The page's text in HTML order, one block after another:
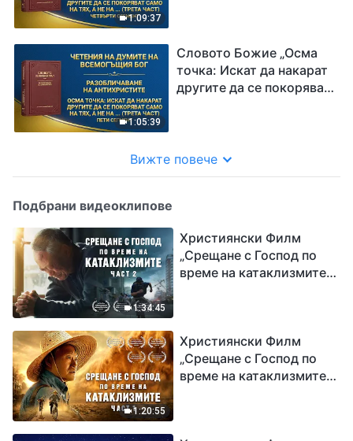
1:09:37
сегмент
1:05:39
Словото Божие „Осма
точка: Искат да накарат
другите да се покоряват
сегмент
Вижте повече
Подбрани видеоклипове
1:34:45
Християнски Филм
„Срещане с Господ по
време на катаклизмите“
1:20:55
Християнски Филм
„Срещане с Господ по
време на катаклизмите“